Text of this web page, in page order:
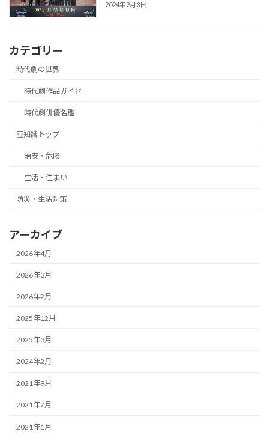
2024年2月3日
カテゴリー
時代劇の世界
時代劇作品ガイド
時代劇俳優名鑑
豆知識トップ
治安・危険
生活・住まい
防災・生活対策
アーカイブ
2026年4月
2026年3月
2026年2月
2025年12月
2025年3月
2024年2月
2021年9月
2021年7月
2021年1月